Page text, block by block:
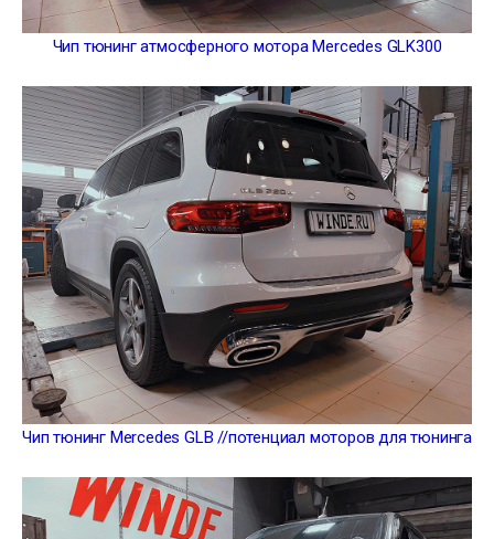
Чип тюнинг атмосферного мотора Mercedes GLK300
Чип тюнинг Mercedes GLB //потенциал моторов для тюнинга